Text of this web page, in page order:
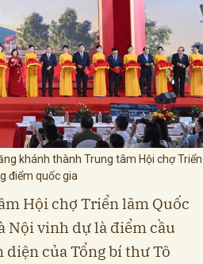
khánh thành Trung tâm Hội chợ Triển
điểm quốc gia
Hội chợ Triển lãm Quốc
Nội vinh dự là điểm cầu
của Tổng bí thư Tô